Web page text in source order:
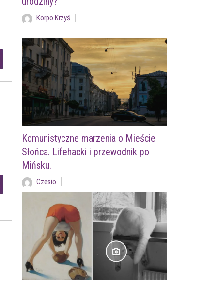
Korpo Krzyś
Komunistyczne marzenia o Mieście
Słońca. Lifehacki i przewodnik po
Mińsku.
Czesio